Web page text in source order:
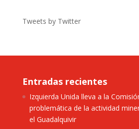
Tweets by Twitter
Entradas recientes
Izquierda Unida lleva a la
problemática de la actividad
el Guadalquivir